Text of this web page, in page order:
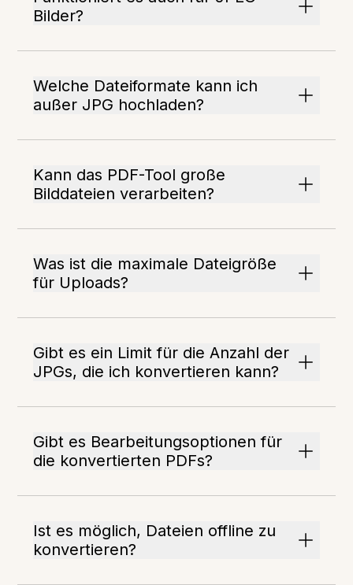
Bilder?
Welche Dateiformate kann ich
außer JPG hochladen?
Kann das PDF-Tool große
Bilddateien verarbeiten?
Was ist die maximale Dateigröße
für Uploads?
Gibt es ein Limit für die Anzahl der
JPGs, die ich konvertieren kann?
Gibt es Bearbeitungsoptionen für
die konvertierten PDFs?
Ist es möglich, Dateien offline zu
konvertieren?